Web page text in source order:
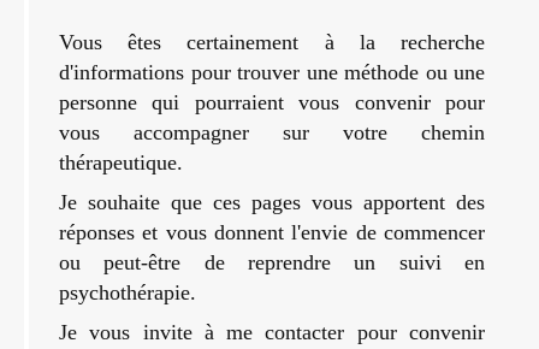
Vous êtes certainement à la recherche
d'informations pour trouver une méthode ou une
personne qui pourraient vous convenir pour
vous accompagner sur votre chemin
thérapeutique.
Je souhaite que ces pages vous apportent des
réponses et vous donnent l'envie de commencer
ou peut-être de reprendre un suivi en
psychothérapie.
Je vous invite à me contacter pour convenir